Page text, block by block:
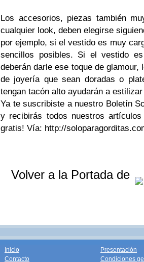
Los accesorios, piezas también
cualquier look, deben elegirse
por ejemplo, si el vestido es muy
sencillos posibles. Si el vestido
deberán darle ese toque de
de joyería que sean doradas o
tengan tacón alto ayudarán a
Ya te suscribiste a nuestro Boletín
y recibirás todos nuestros
gratis! Vía: http://
Volver a la Portada de
Inicio
Contacto
Presentación
Condiciones